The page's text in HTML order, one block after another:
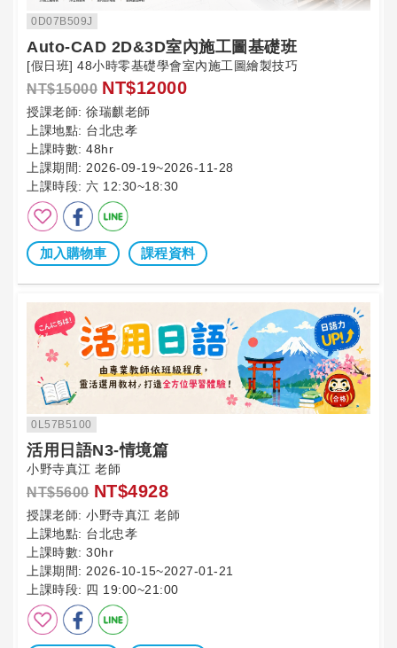
0D07B509J
Auto-CAD 2D&3D室內施工圖基礎班
[假日班] 48小時零基礎學會室內施工圖繪製技巧
NT$15000 NT$12000
授課老師: 徐瑞麒老師
上課地點: 台北忠孝
上課時數: 48hr
上課期間: 2026-09-19~2026-11-28
上課時段: 六 12:30~18:30
加入購物車 課程資料
0L57B5100
活用日語N3-情境篇
小野寺真江 老師
NT$5600 NT$4928
授課老師: 小野寺真江 老師
上課地點: 台北忠孝
上課時數: 30hr
上課期間: 2026-10-15~2027-01-21
上課時段: 四 19:00~21:00